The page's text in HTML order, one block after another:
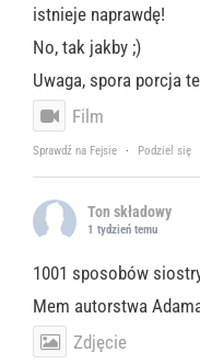
istnieje naprawdę!
No, tak jakby ;)
Uwaga, spora porcja
Film
Sprawdź na Fejsie · Podziel się
Ton składowy
1 tydzień temu
1001 sposobów
Mem autorstwa
Zdjęcie